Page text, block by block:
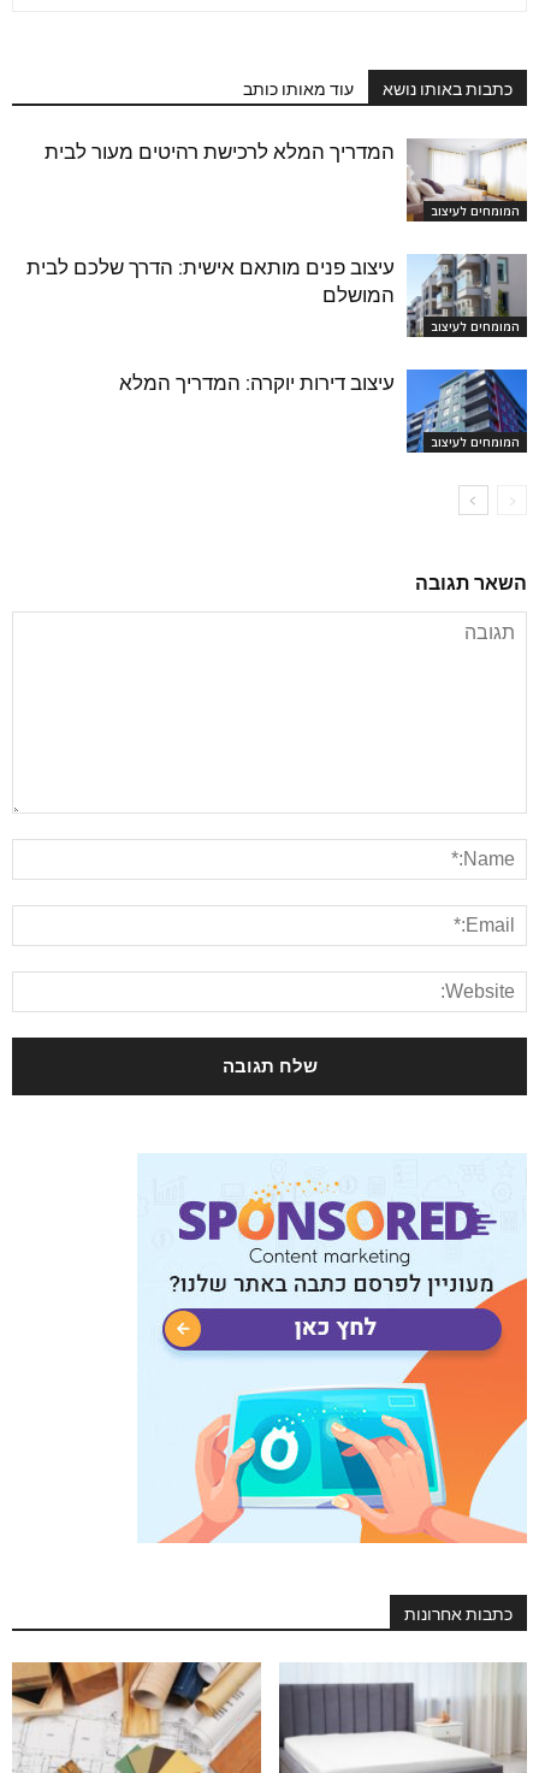
כתבות באותו נושא עוד מאותו כותב
המומחים לעיצוב
המדריך המלא לרכישת רהיטים מעור לבית
המומחים לעיצוב
עיצוב פנים מותאם אישית: הדרך שלכם לבית
המושלם
המומחים לעיצוב
עיצוב דירות יוקרה: המדריך המלא
השאר תגובה
כתבות אחרונות